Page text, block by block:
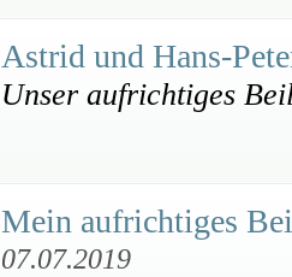
Astrid und Hans-
Unser aufrichtiges
Mein aufrichtiges
07.07.2019